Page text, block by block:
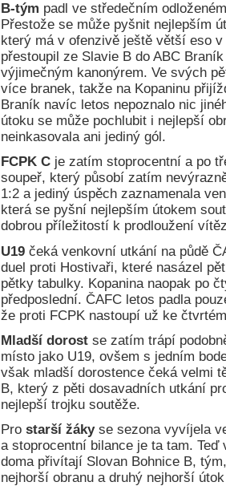
B-tým padl ve středečním
Přestože se může pyšnit nejlepším
který má v ofenzivě ještě větší eso
přestoupil ze Slavie B do ABC
výjimečným kanonýrem. Ve svých
více branek, takže na Kopaninu
Braník navíc letos nepoznalo nic
útoku se může pochlubit i nejlepší
neinkasovala ani jediný gól.
FCPK C je zatím stoprocentní a po
soupeř, který působí zatím
1:2 a jediný úspěch zaznamenala
která se pyšní nejlepším útokem
dobrou příležitostí k prodloužení
U19 čeká venkovní utkání na půdě
duel proti Hostivaři, které nasázel
pětky tabulky. Kopanina naopak po
předposlední. ČAFC letos padla
že proti FCPK nastoupí už ke
Mladší dorost se zatím trápí
místo jako U19, ovšem s jedním
však mladší dorostence čeká velmi
B, který z pěti dosavadních utkání
nejlepší trojku soutěže.
Pro starší žákyse sezona vyvíjela
a stoprocentní bilance je ta tam.
doma přivítají Slovan Bohnice B,
nejhorší obranu a druhý nejhorší